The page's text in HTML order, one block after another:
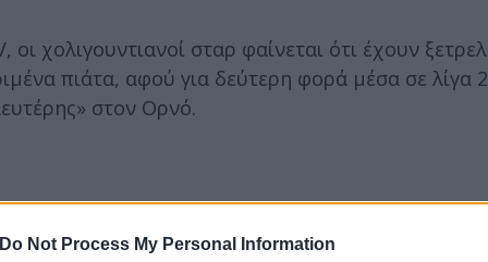
Do Not Process My Personal Information
χολιγουντιανοί σταρ φαίνεται ότι έχουν
πιάτα, αφού για δεύτερη φορά μέσα σε λίγα
στον Ορνό.